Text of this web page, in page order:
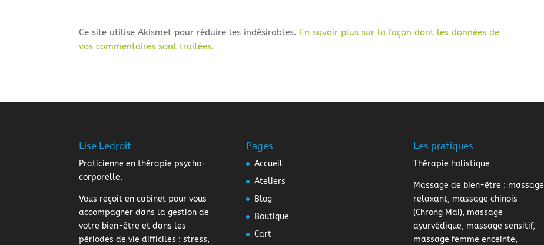
Ce site utilise Akismet pour réduire les indésirables. En savoir plus sur la façon dont les données de
vos commentaires sont traitées.
Lise Ledroit
Praticienne en thérapie psycho-
corporelle.
Vous reçoit en cabinet pour vous
accompagner dans la gestion de
votre bien-être et dans les
périodes de vie difficiles : stress,
Pages
Accueil
Ateliers
Blog
Boutique
Cart
Les pratiques
Thérapie holistique
Massage de bien-être : massage
relaxant, massage chinois
(Chrong Mai), massage
ayurvédique, massage sensitif,
massage femme enceinte,